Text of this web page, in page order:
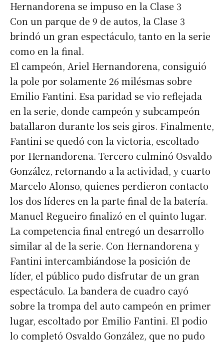
Hernandorena se impuso en la Clase 3
Con un parque de 9 de autos, la Clase 3
brindó un gran espectáculo, tanto en la serie
como en la final.
El campeón, Ariel Hernandorena, consiguió
la pole por solamente 26 milésmas sobre
Emilio Fantini. Esa paridad se vio reflejada
en la serie, donde campeón y subcampeón
batallaron durante los seis giros. Finalmente,
Fantini se quedó con la victoria, escoltado
por Hernandorena. Tercero culminó Osvaldo
González, retornando a la actividad, y cuarto
Marcelo Alonso, quienes perdieron contacto
los dos líderes en la parte final de la batería.
Manuel Regueiro finalizó en el quinto lugar.
La competencia final entregó un desarrollo
similar al de la serie. Con Hernandorena y
Fantini intercambiándose la posición de
líder, el público pudo disfrutar de un gran
espectáculo. La bandera de cuadro cayó
sobre la trompa del auto campeón en primer
lugar, escoltado por Emilio Fantini. El podio
lo completó Osvaldo González, que no pudo